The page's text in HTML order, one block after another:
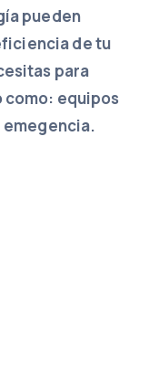
pueden
de tu
para
equipos
emegencia.